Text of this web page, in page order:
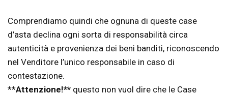
Comprendiamo quindi che ognuna di queste case
d’asta declina ogni sorta di responsabilità circa
autenticità e provenienza dei beni banditi, riconoscendo
nel Venditore l’unico responsabile in caso di
contestazione.
**Attenzione!** questo non vuol dire che le Case